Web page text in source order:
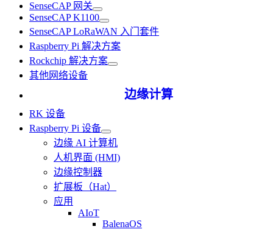
SenseCAP 网关
SenseCAP K1100
SenseCAP LoRaWAN 入门套件
Raspberry Pi 解决方案
Rockchip 解决方案
其他网络设备
边缘计算
RK 设备
Raspberry Pi 设备
边缘 AI 计算机
人机界面 (HMI)
边缘控制器
扩展板（Hat）
应用
AIoT
BalenaOS